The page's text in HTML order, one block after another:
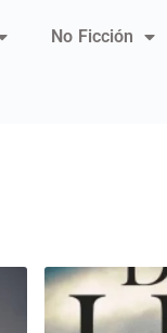
No Ficción